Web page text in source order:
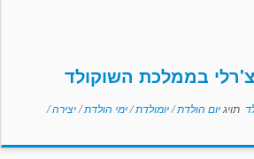
בממלכת השוקולד
תויגיום הולדת/יומולדת/ימי הולדת/יצירה/